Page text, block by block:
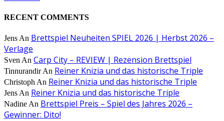
RECENT COMMENTS
Jens An Brettspiel Neuheiten SPIEL 2026 | Herbst 2026 –
Verlage
Sven An Carp City – REVIEW | Rezension Brettspiel
TinnurandirAn Reiner Knizia und das historische Triple
Christoph An Reiner Knizia und das historische Triple
Jens An Reiner Knizia und das historische Triple
Nadine An Brettspiel Preis – Spiel des Jahres 2026 –
Gewinner: Dito!